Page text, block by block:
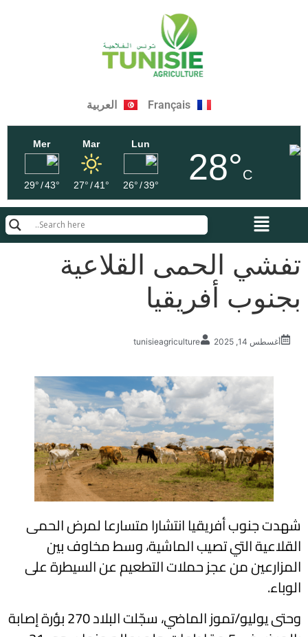
Français العربية
28°C
Lun
39°
/
26°
Mar
41°
/
27°
Mer
43°
/
29°
تفشي الحمى القلاعية
بجنوب أفريقيا
أغسطس 14, 2025 tunisieagriculture
شهدت جنوب أفريقيا انتشارا متسارعا لمرض الحمى
القلاعية التي تصيب الماشية، وسط مخاوف بين
المزارعين من عجز حملات التطعيم عن السيطرة على
الوباء.
وحتى يوليو/تموز الماضي، سجّلت البلاد 270 بؤرة إصابة